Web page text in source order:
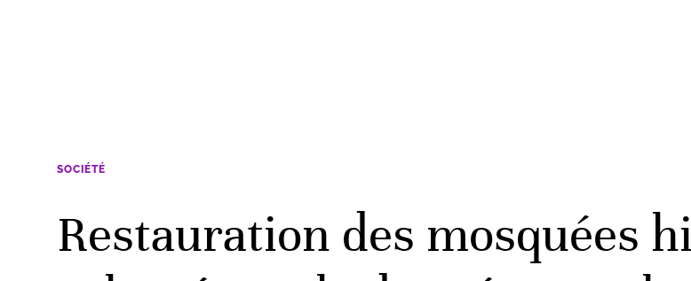
SOCIÉTÉ
Restauration des mosquées